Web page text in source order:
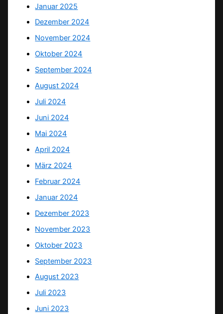
Januar 2025
Dezember 2024
November 2024
Oktober 2024
September 2024
August 2024
Juli 2024
Juni 2024
Mai 2024
April 2024
März 2024
Februar 2024
Januar 2024
Dezember 2023
November 2023
Oktober 2023
September 2023
August 2023
Juli 2023
Juni 2023